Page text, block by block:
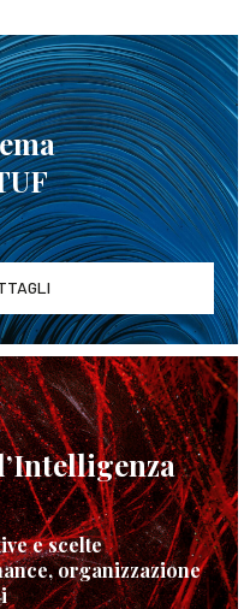
e scelte
organizzazione